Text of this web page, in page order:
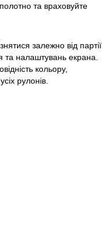
та враховуйте
залежно від партії
та налаштувань екрана.
кольору,
рулонів.